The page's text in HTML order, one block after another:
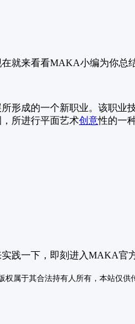
就来看看MAKA小编为你总
形成的一个新职业。该职
所进行平面艺术创意性的一
践一下，即刻进入MAKA官
权属于其合法持有人所有，本站仅